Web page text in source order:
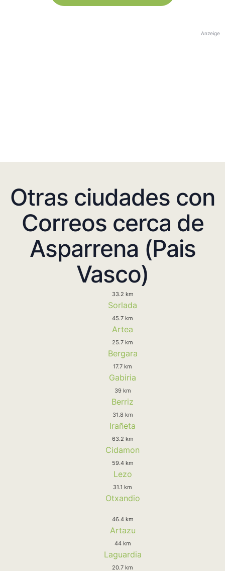
Anzeige
Otras ciudades con
Correos cerca de
Asparrena (Pais
Vasco)
33.2 km
Sorlada
45.7 km
Artea
25.7 km
Bergara
17.7 km
Gabiria
39 km
Berriz
31.8 km
Irañeta
63.2 km
Cidamon
59.4 km
Lezo
31.1 km
Otxandio
46.4 km
Artazu
44 km
Laguardia
20.7 km